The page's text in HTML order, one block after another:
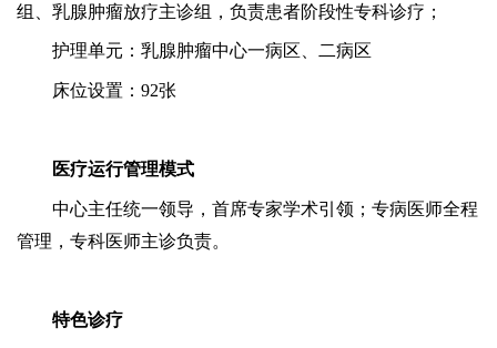
组、乳腺肿瘤放疗主诊组，负责患者阶段性专科诊疗；
护理单元：乳腺肿瘤中心一病区、二病区
床位设置： 92张
医疗运行管理模式
中心主任统一领导，首席专家学术引领；专病医师全程
管理，专科医师主诊负责。
特色诊疗